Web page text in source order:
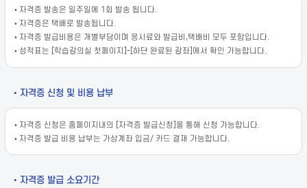
• 자격증 발송은 일주일에 1회 발송 됩니다.
• 자격증은 택배로 발송됩니다.
• 자격증 발급비용은 개별부담이며 응시료와 발급비,택배비 모두 포함입니다.
• 성적표는 [학습강의실 첫페이지]-[하단 완료된 강좌]에서 확인 가능합니다.
• 자격증 신청 및 비용 납부
• 자격증 신청은 홈페이지내의 [자격증 발급신청]을 통해 신청 가능합니다.
• 자격증 발급 비용 납부는 가상계좌 입금/ 카드 결재 가능합니다.
• 자격증 발급 소요기간